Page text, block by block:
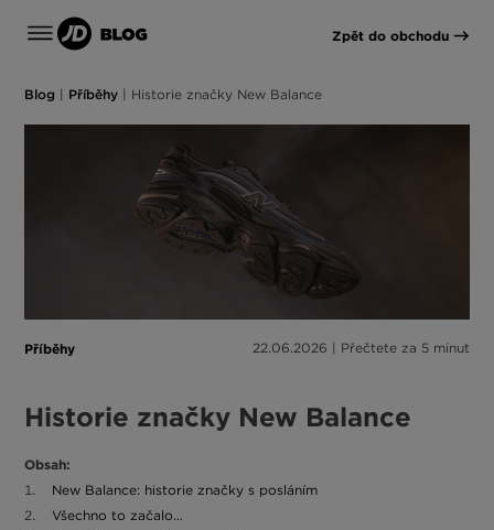
Zpět do obchodu
Blog | Příběhy | Historie značky New Balance
Příběhy 22.06.2026 | Přečtete za 5 minut
Historie značky New Balance
Obsah:
New Balance: historie značky s posláním
Všechno to začalo…